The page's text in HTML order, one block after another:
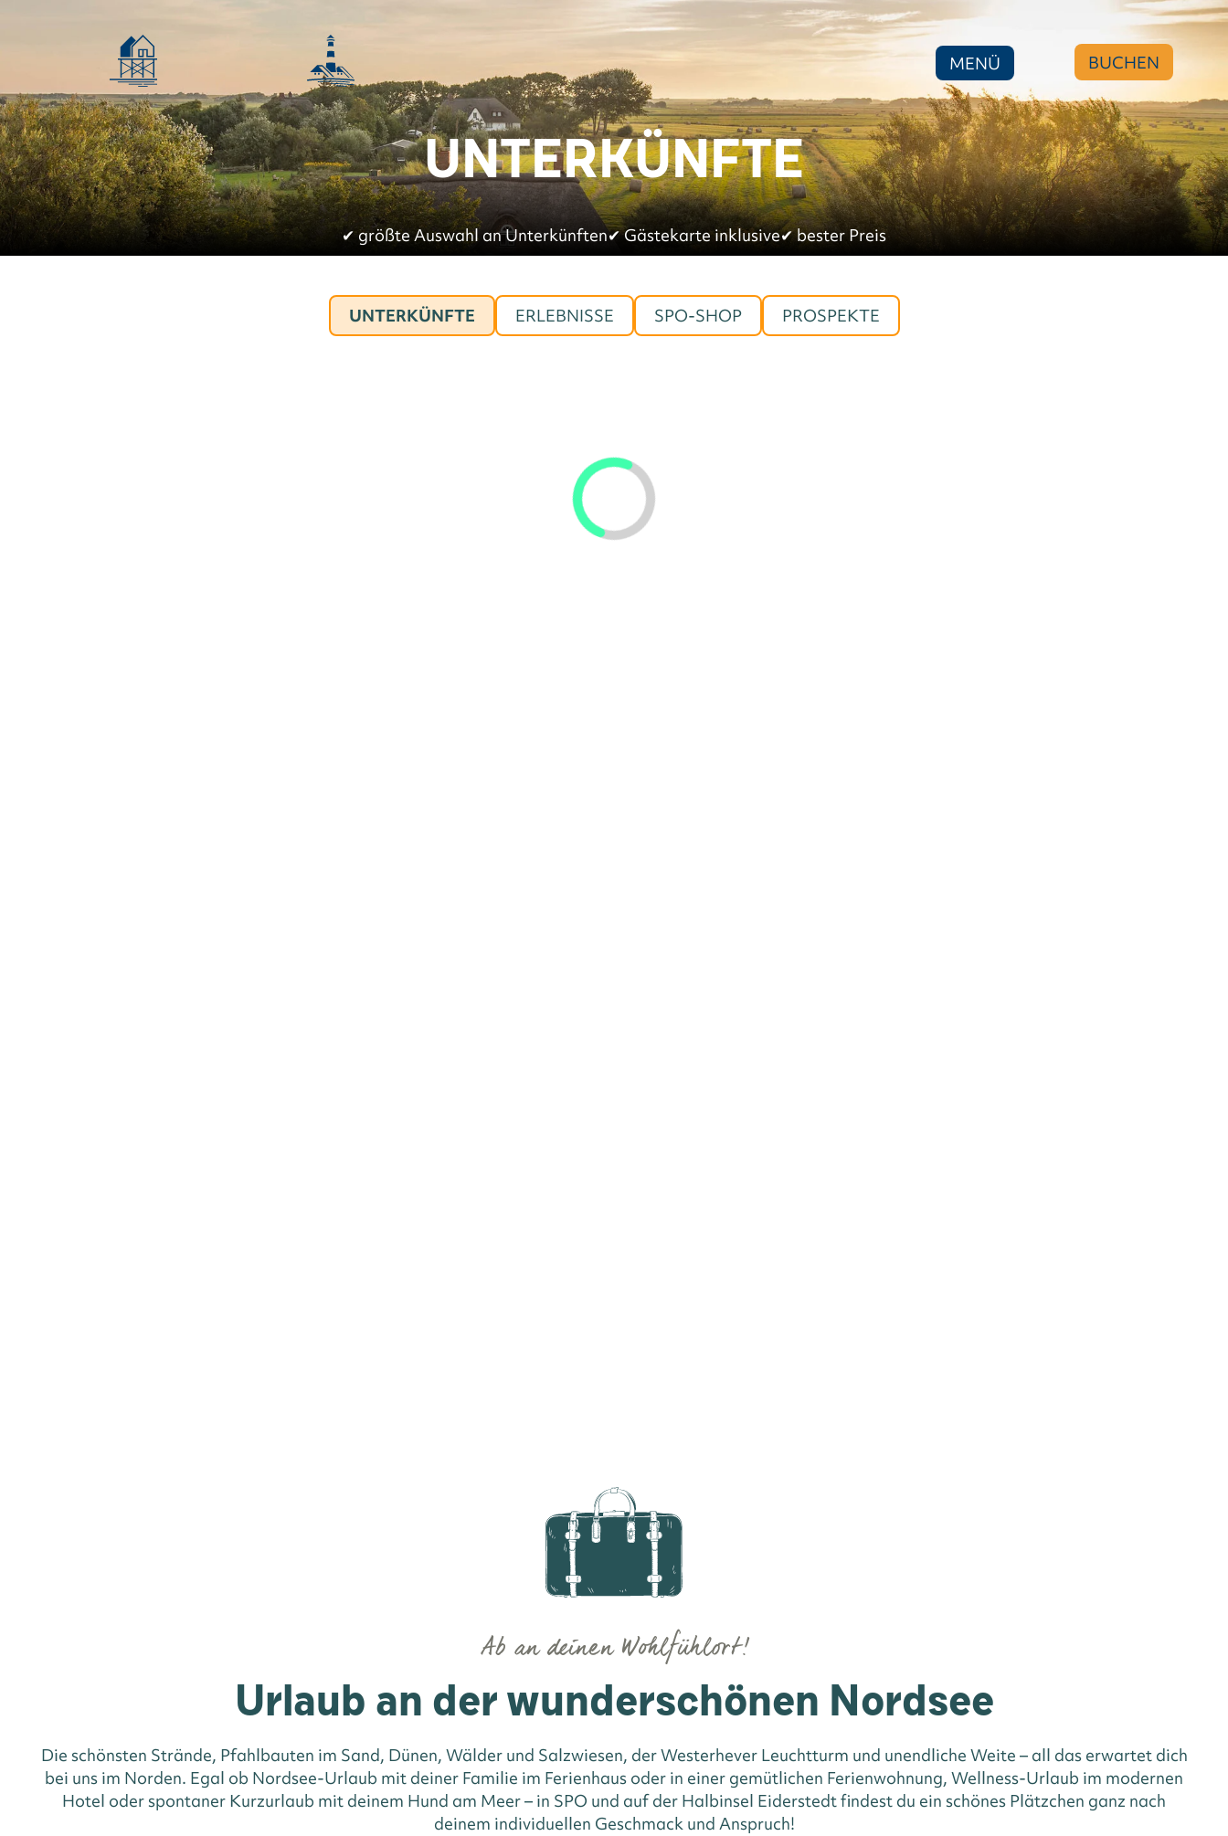
MENÜ BUCHEN
UNTERKÜNFTE
✔︎ größte Auswahl an Unterkünften✔︎Gästekarte inklusive✔︎bester Preis
UNTERKÜNFTE ERLEBNISSE SPO-SHOP PROSPEKTE
Urlaub an der wunderschönen Nordsee
Ab an deinen Wohlfühlort!
Die schönsten Strände, Pfahlbauten im Sand, Dünen, Wälder und Salzwiesen, der Westerhever Leuchtturm und unendliche Weite – all das erwartet dich
bei uns im Norden. Egal ob Nordsee-Urlaub mit deiner Familie im Ferienhaus oder in einer gemütlichen Ferienwohnung, Wellness-Urlaub im modernen
Hotel oder spontaner Kurzurlaub mit deinem Hund am Meer – in SPO und auf der Halbinsel Eiderstedt findest du ein schönes Plätzchen ganz nach
deinem individuellen Geschmack und Anspruch!